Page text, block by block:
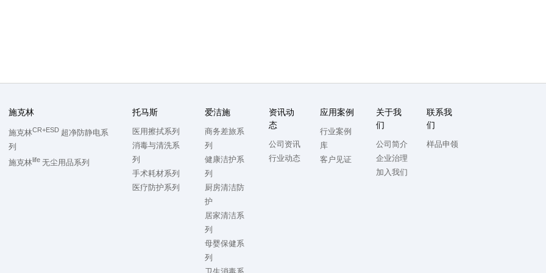
施克林
施克林CR+ESD 超净防静电系
列
施克林life 无尘用品系列
托马斯
医用擦拭系列
消毒与清洗系
列
手术耗材系列
医疗防护系列
爱洁施
商务差旅系
列
健康洁护系
列
厨房清洁防
护
居家清洁系
列
母婴保健系
列
资讯动
态
公司资讯
行业动态
应用案例
行业案例
库
客户见证
关于我
们
公司简介
企业治理
加入我们
联系我
们
样品申领